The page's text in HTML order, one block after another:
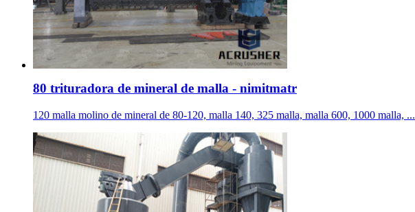
80 trituradora de mineral de malla - nimitmatr
120 malla molino de mineral de 80-120, malla 140, 325 malla, malla 600, 1000 malla, ...